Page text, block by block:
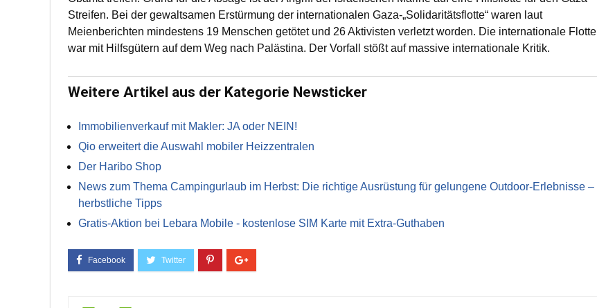
Streifen. Bei der gewaltsamen Erstürmung der internationalen Gaza-„Solidaritätsflotte“ waren laut
Meienberichten mindestens 19 Menschen getötet und 26 Aktivisten verletzt worden. Die internationale Flotte
war mit Hilfsgütern auf dem Weg nach Palästina. Der Vorfall stößt auf massive internationale Kritik.
Weitere Artikel aus der Kategorie Newsticker
Immobilienverkauf mit Makler: JA oder NEIN!
Qio erweitert die Auswahl mobiler Heizzentralen
Der Haribo Shop
News zum Thema Campingurlaub im Herbst: Die richtige Ausrüstung für gelungene Outdoor-Erlebnisse –
herbstliche Tipps
Gratis-Aktion bei Lebara Mobile - kostenlose SIM Karte mit Extra-Guthaben